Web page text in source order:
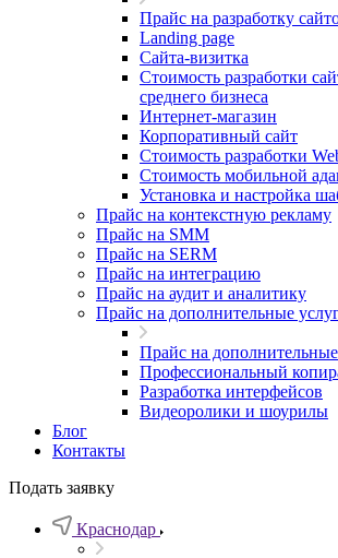
Прайс на разработку
Landing page
Cайта-визитка
Стоимость разработки
среднего бизнеса
Интернет-магазин
Корпоративный сайт
Стоимость разработки
Стоимость мобильной
Установка и настройка
Прайс на контекстную рекламу
Прайс на SMM
Прайс на SERM
Прайс на интеграцию
Прайс на аудит и аналитику
Прайс на дополнительные
Прайс на
Профессиональный
Разработка интерфейсов
Видеоролики и шоурилы
Блог
Контакты
Подать заявку
Краснодар